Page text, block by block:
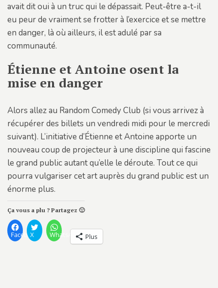
avait dit oui à un truc qui le dépassait. Peut-être a-t-il
eu peur de vraiment se frotter à l’exercice et se mettre
en danger, là où ailleurs, il est adulé par sa
communauté.
Étienne et Antoine osent la
mise en danger
Alors allez au Random Comedy Club (si vous arrivez à
récupérer des billets un vendredi midi pour le mercredi
suivant). L’initiative d’Étienne et Antoine apporte un
nouveau coup de projecteur à une discipline qui fascine
le grand public autant qu’elle le déroute. Tout ce qui
pourra vulgariser cet art auprès du grand public est un
énorme plus.
Ça vous a plu ? Partagez 🙂
Facebook
X WhatsApp Plus